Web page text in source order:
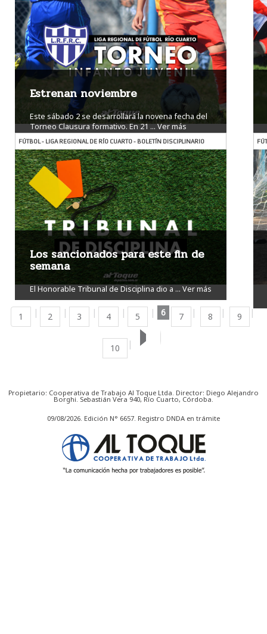
Estrenan noviembre
Este sábado 2 se desarrollará la novena fecha del
Torneo Clausura formativo. En 21 ...Ver más
FÚTBOL - LIGA REGIONAL DE RÍO CUARTO - BOLETÍN DISCIPLINARIO
Los sancionados para este fin de
semana
El Honorable Tribunal de Disciplina dio a ... Ver más
1 2 3 4 5 6 7 8 9
10
Propietario: Cooperativa de Trabajo Al Toque Ltda. Director: Diego Alejandro
Borghi. Sebastián Vera 940, Río Cuarto, Córdoba.
09/08/2026. Edición N° 6657. Registro DNDA en trámite